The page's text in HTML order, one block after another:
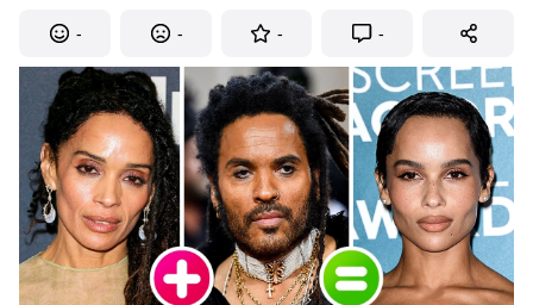
- - - -